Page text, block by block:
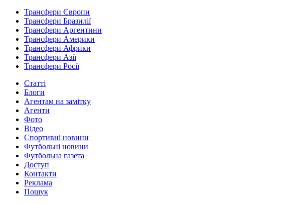
Трансфери Європи
Трансфери Бразилії
Трансфери Аргентини
Трансфери Америки
Трансфери Африки
Трансфери Азії
Трансфери Росії
Статті
Блоги
Агентам на замітку
Агенти
Фото
Відео
Спортивні новини
Футбольні новини
Футбольна газета
Доступ
Контакти
Реклама
Пошук